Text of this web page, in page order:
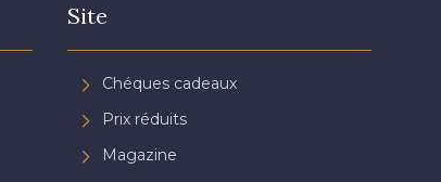
Site
Chéques cadeaux
Prix réduits
Magazine